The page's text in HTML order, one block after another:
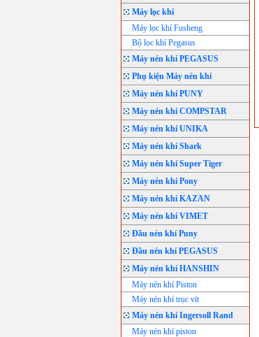
Máy lọc khí
Máy lọc khí Fusheng
Bộ lọc khí Pegasus
Máy nén khí PEGASUS
Phụ kiện Máy nén khí
Máy nén khí PUNY
Máy nén khí COMPSTAR
Máy nén khí UNIKA
Máy nén khí Shark
Máy nén khí Super Tiger
Máy nén khí Pony
Máy nén khí KAZAN
Máy nén khí VIMET
Đầu nén khí Puny
Đầu nén khí PEGASUS
Máy nén khí HANSHIN
Máy nén khí Piston
Máy nén khí trục vít
Máy nén khí Ingersoll Rand
Máy nén khí piston